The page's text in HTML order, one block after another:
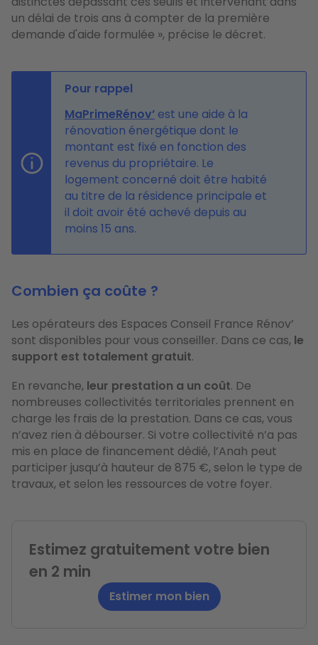
un délai de trois ans à compter de la première
demande d'aide formulée », précise le décret.
Pour rappel
MaPrimeRénov’ est une aide à la
rénovation énergétique dont le
montant est fixé en fonction des
revenus du propriétaire. Le
logement concerné doit être habité
au titre de la résidence principale et
il doit avoir été achevé depuis au
moins 15 ans.
Combien ça coûte ?
Les opérateurs des Espaces Conseil France Rénov’
sont disponibles pour vous conseiller. Dans ce cas, le
support est totalement gratuit.
En revanche, leur prestation a un coût. De
nombreuses collectivités territoriales prennent en
charge les frais de la prestation. Dans ce cas, vous
n’avez rien à débourser. Si votre collectivité n’a pas
mis en place de financement dédié, l’Anah peut
participer jusqu’à hauteur de 875 €, selon le type de
travaux, et selon les ressources de votre foyer.
Estimez gratuitement votre bien
en 2 min
Estimer mon bien